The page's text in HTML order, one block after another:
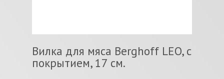
Вилка для мяса Berghoff LEO, с
покрытием, 17 см.